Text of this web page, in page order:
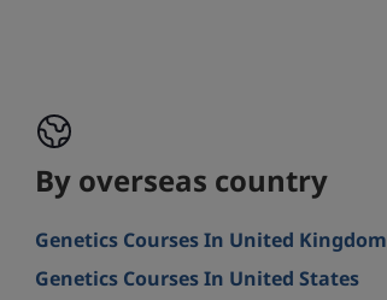
By overseas country
Genetics Courses In United Kingdom
Genetics Courses In United States